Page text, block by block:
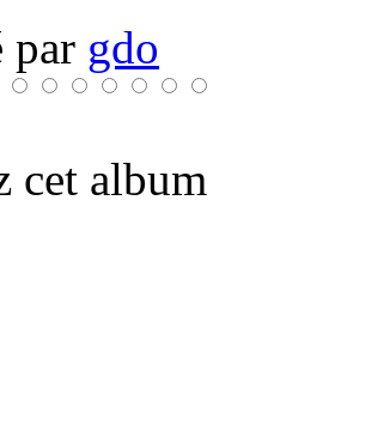
par gdo
cet album